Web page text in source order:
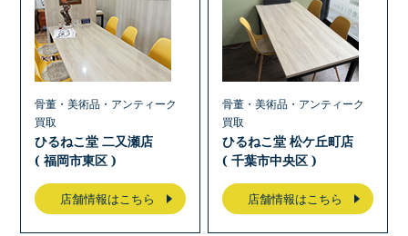
骨董・美術品・アンティーク
買取
ひるねこ堂 二又瀬店
( 福岡市東区 )
店舗情報はこちら
骨董・美術品・アンティーク
買取
ひるねこ堂 松ケ丘町店
( 千葉市中央区 )
店舗情報はこちら